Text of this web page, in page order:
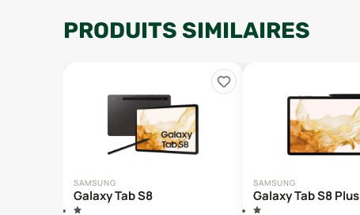
PRODUITS SIMILAIRES
SAMSUNG
Galaxy Tab S8
SAMSUNG
Galaxy Tab S8 Plus